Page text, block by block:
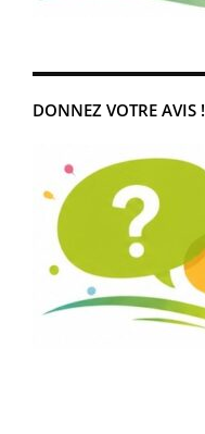
DONNEZ VOTRE AVIS !